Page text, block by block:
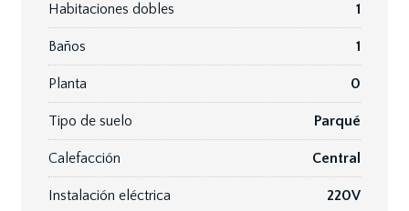
Habitaciones dobles 1
Baños 1
Planta 0
Tipo de suelo Parqué
Calefacción Central
Instalación eléctrica 220V